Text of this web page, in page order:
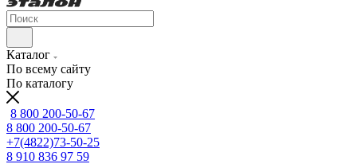
Каталог
По всему сайту
По каталогу
8 800 200-50-67
8 800 200-50-67
+7(4822)73-50-25
8 910 836 97 59